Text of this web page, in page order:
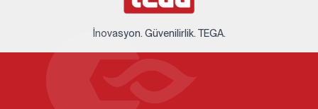
İnovasyon. Güvenilirlik. TEGA.